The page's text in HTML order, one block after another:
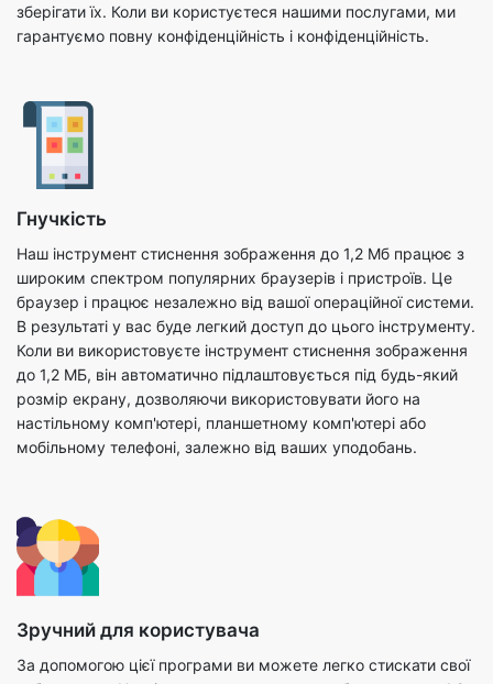
Гнучкість
широким спектром популярних браузерів і пристроїв. Це
браузер і працює незалежно від вашої операційної системи.
Коли ви використовуєте інструмент стиснення зображення
до 1,2 МБ, він автоматично підлаштовується під будь-який
розмір екрану, дозволяючи використовувати його на
настільному комп'ютері, планшетному комп'ютері або
мобільному телефоні, залежно від ваших уподобань.
Зручний для користувача
За допомогою цієї програми ви можете легко стискати свої
зображення. Наш інструмент стиснення зображення до 1,2
Мб дуже простий у використанні; Не потрібно бути
можуть використовувати цей інструмент. Оскільки все